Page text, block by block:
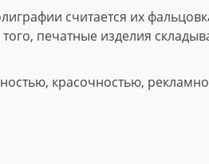
считается их
печатные изделия
красочностью,